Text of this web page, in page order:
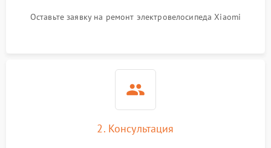
Оставьте заявку на ремонт электровелосипеда Xiaomi
2. Консультация